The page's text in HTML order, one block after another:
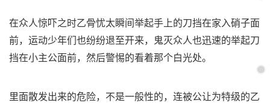
在众人惊吓之时乙骨忧太瞬间举起手上的刀挡在家入硝子面
前，运动少年们也纷纷退至开来，鬼灭众人也迅速的举起刀
挡在小主公面前，然后警惕的看着那个白光处。
里面散发出来的危险，不是一般性的，连被公让为特级的乙